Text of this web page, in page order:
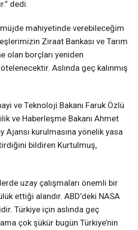
dedi.
mahiyetinde verebileceğim
Ziraat Bankası ve Tarım
olan borçları yeniden
Aslında geç kalınmış
ve Teknoloji Bakanı Faruk Özlü
ve Haberleşme Bakanı Ahmet
Ajansı kurulmasına yönelik yasa
bildiren Kurtulmuş,
uzay çalışmaları önemli bir
ettiği alandır. ABD’deki NASA
Türkiye için aslında geç
çok şükür bugün Türkiye’nin